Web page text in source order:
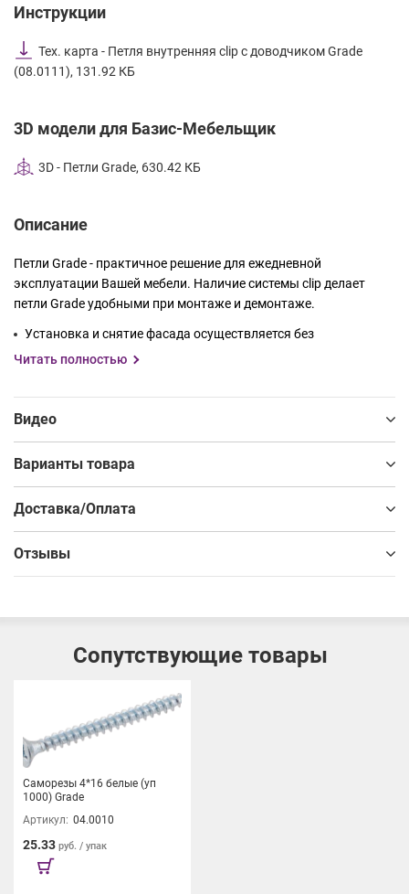
Инструкции
Тех. карта - Петля внутренняя clip с доводчиком Grade
(08.0111), 131.92 КБ
3D модели для Базис-Мебельщик
3D - Петли Grade, 630.42 КБ
Описание
Петли Grade - практичное решение для ежедневной
эксплуатации Вашей мебели. Наличие системы clip делает
петли Grade удобными при монтаже и демонтаже.
Установка и снятие фасада осуществляется без
инструментов, требует меньше усилий и экономит время —
человек.
глубине.
Доводчик обеспечивает плавное закрывание фасадов,
мягко и плавно завершает действие даже если попытаетесь
хлопнуть фасадом.
Достойный уровень качества подтверждаем гарантией 5 лет.
Читать полностью
Видео
Варианты товара
Доставка/Оплата
Отзывы
Сопутствующие товары
Саморезы 4*16 белые (уп
1000) Grade
Артикул: 04.0010
25.33 руб. / упак